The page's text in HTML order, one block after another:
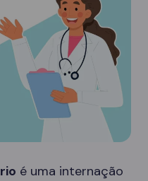
é uma internação